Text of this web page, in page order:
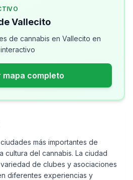
Vallecito
de cannabis en Vallecito en
mapa completo
más importantes de
cultura del cannabis. La ciudad
de clubes y asociaciones
diferentes experiencias y